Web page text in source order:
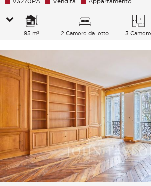
95 m² 2 Camere da letto 3 Camere